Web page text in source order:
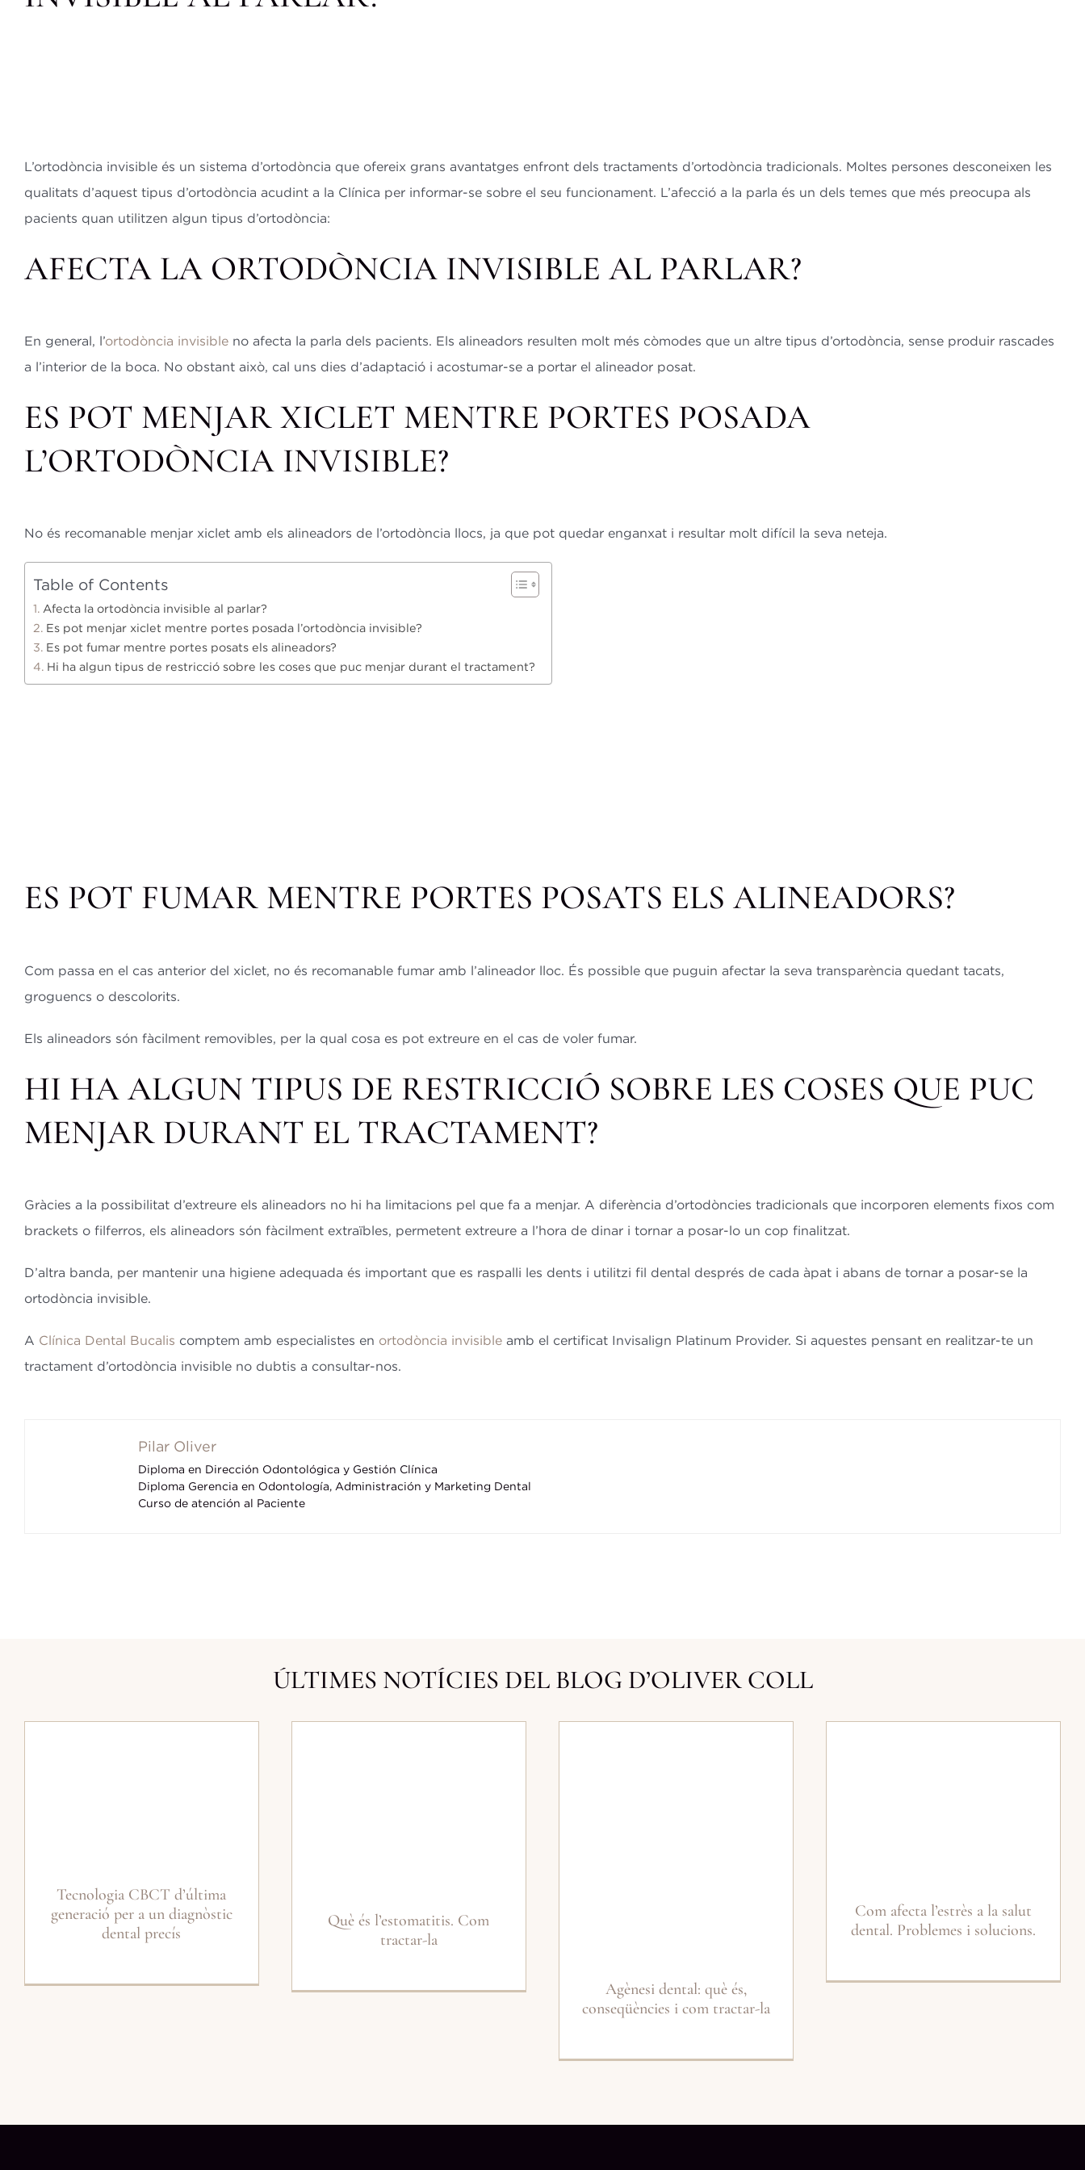
L’ortodòncia invisible és un sistema d’ortodòncia que ofereix grans avantatges enfront dels tractaments d’ortodòncia tradicionals. Moltes persones desconeixen les
qualitats d’aquest tipus d’ortodòncia acudint a la Clínica per informar-se sobre el seu funcionament. L’afecció a la parla és un dels temes que més preocupa als
pacients quan utilitzen algun tipus d’ortodòncia:
AFECTA LA ORTODÒNCIA INVISIBLE AL PARLAR?
En general, l’ortodòncia invisibleno afecta la parla dels pacients. Els alineadors resulten molt més còmodes que un altre tipus d’ortodòncia, sense produir rascades
a l’interior de la boca. No obstant això, cal uns dies d’adaptació i acostumar-se a portar el alineador posat.
ES POT MENJAR XICLET MENTRE PORTES POSADA
L’ORTODÒNCIA INVISIBLE?
No és recomanable menjar xiclet amb els alineadors de l’ortodòncia llocs, ja que pot quedar enganxat i resultar molt difícil la seva neteja.
Table of Contents
Afecta la ortodòncia invisible al parlar?
Es pot menjar xiclet mentre portes posada l’ortodòncia invisible?
Es pot fumar mentre portes posats els alineadors?
Hi ha algun tipus de restricció sobre les coses que puc menjar durant el tractament?
ES POT FUMAR MENTRE PORTES POSATS ELS ALINEADORS?
Com passa en el cas anterior del xiclet, no és recomanable fumar amb l’alineador lloc. És possible que puguin afectar la seva transparència quedant tacats,
groguencs o descolorits.
Els alineadors són fàcilment removibles, per la qual cosa es pot extreure en el cas de voler fumar.
HI HA ALGUN TIPUS DE RESTRICCIÓ SOBRE LES COSES QUE PUC
MENJAR DURANT EL TRACTAMENT?
Gràcies a la possibilitat d’extreure els alineadors no hi ha limitacions pel que fa a menjar. A diferència d’ortodòncies tradicionals que incorporen elements fixos com
brackets o filferros, els alineadors són fàcilment extraïbles, permetent extreure a l’hora de dinar i tornar a posar-lo un cop finalitzat.
D’altra banda, per mantenir una higiene adequada és important que es raspalli les dents i utilitzi fil dental després de cada àpat i abans de tornar a posar-se la
ortodòncia invisible.
A Clínica Dental Bucalis comptem amb especialistes en ortodòncia invisibleamb el certificat Invisalign Platinum Provider. Si aquestes pensant en realitzar-te un
tractament d’ortodòncia invisible no dubtis a consultar-nos.
Pilar Oliver
Diploma en Dirección Odontológica y Gestión Clínica
Diploma Gerencia en Odontología, Administración y Marketing Dental
Curso de atención al Paciente
ÚLTIMES NOTÍCIES DEL BLOG D’OLIVER COLL
Tecnologia CBCT d’última
generació per a un diagnòstic
dental precís
Què és l’estomatitis. Com
tractar-la
Agènesi dental: què és,
conseqüències i com tractar-la
Com afecta l’estrès a la salut
dental. Problemes i solucions.